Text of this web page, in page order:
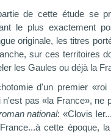
de cette étude se
le plus exactement
originale, les titres
sur ces territoires
les Gaules ou déjà la
d'un premier «roi
pas «la France», ne
national: «Clovis
cette époque,